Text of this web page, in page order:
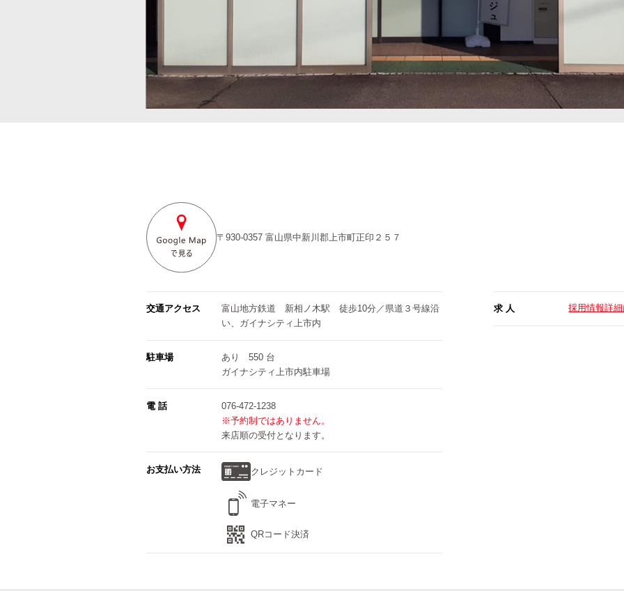
〒930-0357 富山県中新川郡上市町正印２５７
交通アクセス
富山地方鉄道 新相ノ木駅 徒歩10分／県道３号線沿
い、ガイナシティ上市内
駐車場
あり 550 台
ガイナシティ上市内駐車場
電 話
076-472-1238
※予約制ではありません。
来店順の受付となります。
お支払い方法 クレジットカード
電子マネー
QRコード決済
求 人 採用情報詳